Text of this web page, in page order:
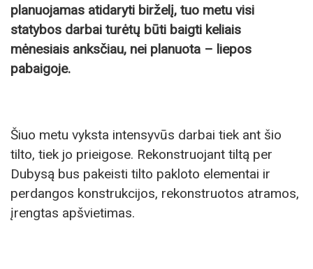
planuojamas atidaryti birželį, tuo metu visi
statybos darbai turėtų būti baigti keliais
mėnesiais anksčiau, nei planuota – liepos
pabaigoje.
Šiuo metu vyksta intensyvūs darbai tiek ant šio
tilto, tiek jo prieigose. Rekonstruojant tiltą per
Dubysą bus pakeisti tilto pakloto elementai ir
perdangos konstrukcijos, rekonstruotos atramos,
įrengtas apšvietimas.